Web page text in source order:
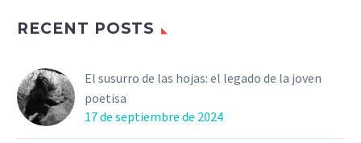
RECENT POSTS
El susurro de las hojas: el legado de la joven
poetisa
17 de septiembre de 2024